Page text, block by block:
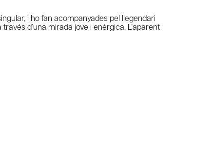
i ho fan acompanyades pel llegendari
d’una mirada jove i enèrgica. L’aparent